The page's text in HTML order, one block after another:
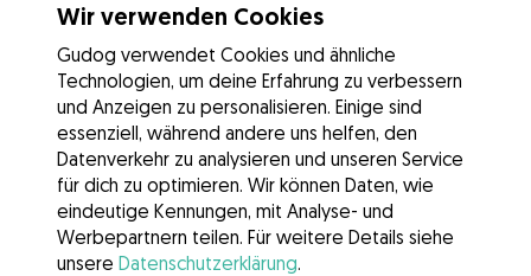
Wir verwenden Cookies
Gudog verwendet Cookies und ähnliche
Technologien, um deine Erfahrung zu verbessern
und Anzeigen zu personalisieren. Einige sind
essenziell, während andere uns helfen, den
Datenverkehr zu analysieren und unseren Service
für dich zu optimieren. Wir können Daten, wie
eindeutige Kennungen, mit Analyse- und
Werbepartnern teilen. Für weitere Details siehe
unsere Datenschutzerklärung.